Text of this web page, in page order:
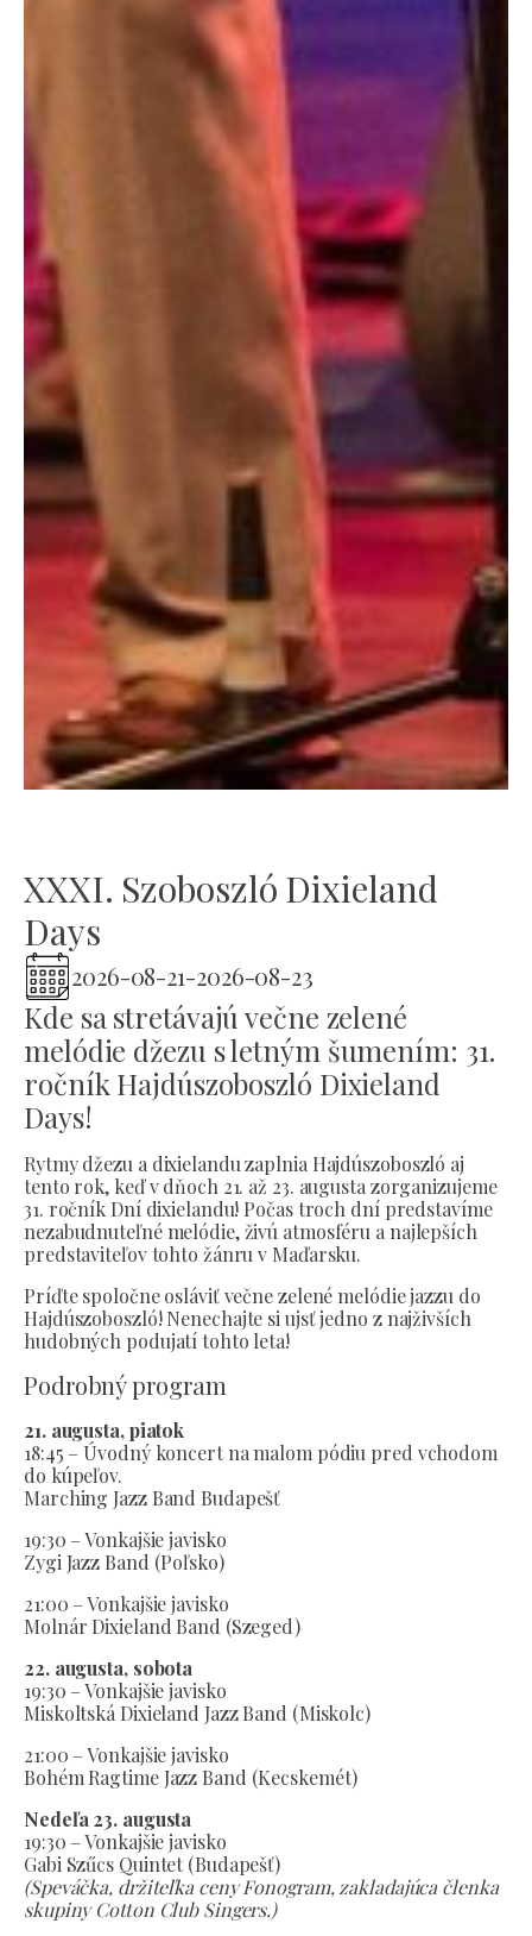
XXXI. Szoboszló Dixieland
Days
2026-08-21-2026-08-23
Kde sa stretávajú večne zelené
melódie džezu s letným šumením: 31.
ročník Hajdúszoboszló Dixieland
Days!
Rytmy džezu a dixielandu zaplnia Hajdúszoboszló aj
tento rok, keď v dňoch 21. až 23. augusta zorganizujeme
31. ročník Dní dixielandu! Počas troch dní predstavíme
nezabudnuteľné melódie, živú atmosféru a najlepších
predstaviteľov tohto žánru v Maďarsku.
Príďte spoločne osláviť večne zelené melódie jazzu do
Hajdúszoboszló! Nenechajte si ujsť jedno z najživších
hudobných podujatí tohto leta!
Podrobný program
21. augusta, piatok
18:45 – Úvodný koncert na malom pódiu pred vchodom
do kúpeľov.
Marching Jazz Band Budapešť
19:30 – Vonkajšie javisko
Zygi Jazz Band (Poľsko)
21:00 – Vonkajšie javisko
Molnár Dixieland Band (Szeged)
22. augusta, sobota
19:30 – Vonkajšie javisko
Miskoltská Dixieland Jazz Band (Miskolc)
21:00 – Vonkajšie javisko
Bohém Ragtime Jazz Band (Kecskemét)
Nedeľa 23. augusta
19:30 – Vonkajšie javisko
Gabi Szűcs Quintet (Budapešť)
(Speváčka, držiteľka ceny Fonogram, zakladajúca členka
skupiny Cotton Club Singers.)